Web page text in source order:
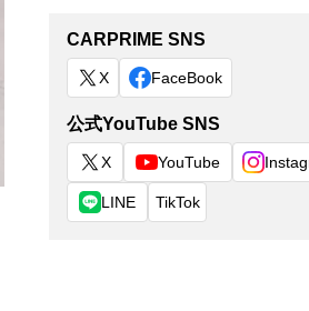
CARPRIME SNS
X FaceBook
公式YouTube SNS
X YouTube
LINE TikTok